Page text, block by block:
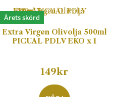
Årets skörd
Extra Virgen Olivolja 500ml
PICUAL PDLV EKO x 1
149kr